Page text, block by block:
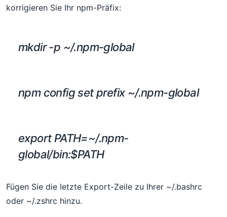
korrigieren Sie Ihr npm-Präfix:
mkdir -p ~/.npm-global
npm config set prefix ~/.npm-global
export PATH=~/.npm-
global/bin:$PATH
Fügen Sie die letzte Export-Zeile zu Ihrer ~/.bashrc
oder ~/.zshrc hinzu.